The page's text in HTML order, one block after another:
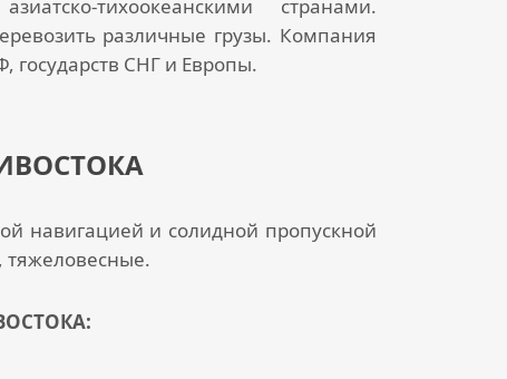
тихоокеанскими странами.
различные грузы. Компания
СНГ и Европы.
навигацией и солидной пропускной
тяжеловесные.